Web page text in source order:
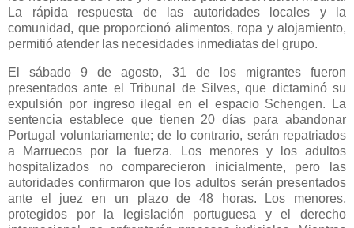
La rápida respuesta de las autoridades locales y la
comunidad, que proporcionó alimentos, ropa y alojamiento,
permitió atender las necesidades inmediatas del grupo.
El sábado 9 de agosto, 31 de los migrantes fueron
presentados ante el Tribunal de Silves, que dictaminó su
expulsión por ingreso ilegal en el espacio Schengen. La
sentencia establece que tienen 20 días para abandonar
Portugal voluntariamente; de lo contrario, serán repatriados
a Marruecos por la fuerza. Los menores y los adultos
hospitalizados no comparecieron inicialmente, pero las
autoridades confirmaron que los adultos serán presentados
ante el juez en un plazo de 48 horas. Los menores,
protegidos por la legislación portuguesa y el derecho